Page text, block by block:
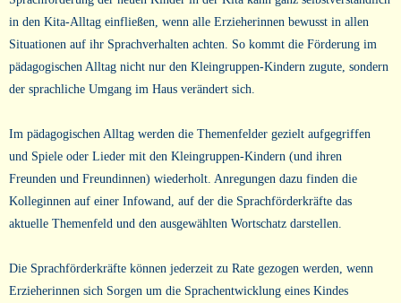
in den Kita-Alltag einfließen, wenn alle Erzieherinnen bewusst in allen
Situationen auf ihr Sprachverhalten achten. So kommt die Förderung im
pädagogischen Alltag nicht nur den Kleingruppen-Kindern zugute, sondern
der sprachliche Umgang im Haus verändert sich.
Im pädagogischen Alltag werden die Themenfelder gezielt aufgegriffen
und Spiele oder Lieder mit den Kleingruppen-Kindern (und ihren
Freunden und Freundinnen) wiederholt. Anregungen dazu finden die
Kolleginnen auf einer Infowand, auf der die Sprachförderkräfte das
aktuelle Themenfeld und den ausgewählten Wortschatz darstellen.
Die Sprachförderkräfte können jederzeit zu Rate gezogen werden, wenn
Erzieherinnen sich Sorgen um die Sprachentwicklung eines Kindes